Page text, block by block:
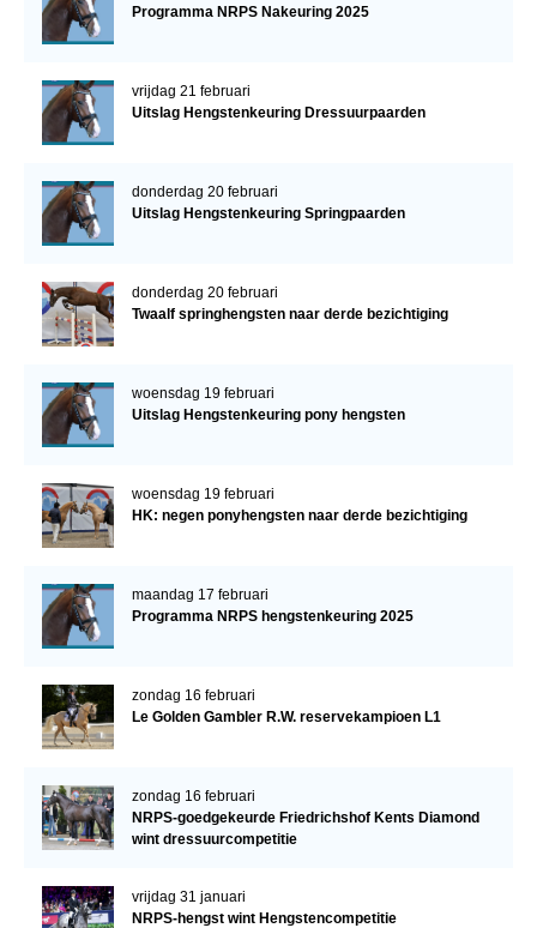
Programma NRPS Nakeuring 2025
vrijdag 21 februari
Uitslag Hengstenkeuring Dressuurpaarden
donderdag 20 februari
Uitslag Hengstenkeuring Springpaarden
donderdag 20 februari
Twaalf springhengsten naar derde bezichtiging
woensdag 19 februari
Uitslag Hengstenkeuring pony hengsten
woensdag 19 februari
HK: negen ponyhengsten naar derde bezichtiging
maandag 17 februari
Programma NRPS hengstenkeuring 2025
zondag 16 februari
Le Golden Gambler R.W. reservekampioen L1
zondag 16 februari
NRPS-goedgekeurde Friedrichshof Kents Diamond
wint dressuurcompetitie
vrijdag 31 januari
NRPS-hengst wint Hengstencompetitie